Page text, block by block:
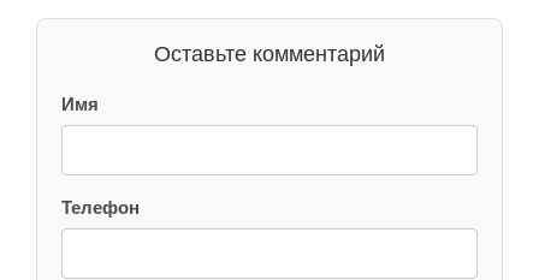
Оставьте комментарий
Имя
Телефон